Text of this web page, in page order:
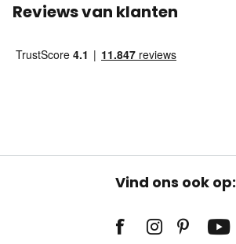
Reviews van klanten
Vind ons ook op: